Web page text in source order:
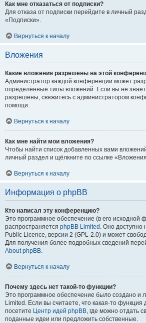
Как мне отказаться от подписки?
Для отказа от подписки перейдите в личный
«Подписки».
Вернуться к началу
Вложения
Какие вложения разрешены на этой
Администратор каждой конференции может
определённые типы вложений. Если вы не
разрешены, свяжитесь с администратором
помощи.
Вернуться к началу
Как мне найти мои вложения?
Чтобы найти список добавленных вами
личный раздел и щёлкните по ссылке
Вернуться к началу
Информация о phpBB
Кто написал эту конференцию?
Это программное обеспечение (в его исходной
распространяется phpBB Limited . Оно доступно
Public Licence, версии 2 (GPL-2.0) и может
Для получения более подробных сведений
About phpBB.
Вернуться к началу
Почему здесь нет такой-то функции?
Это программное обеспечение было создано и
Limited. Если вы считаете, что какая-то
посетите Центр идей phpBB, где можно отдать
поданные идеи или предложить собственные.